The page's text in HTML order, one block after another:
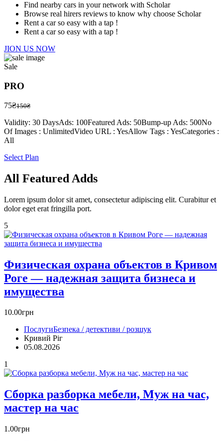
Find nearby cars in your network with Scholar
Browse real hirers reviews to know why choose Scholar
Rent a car so easy with a tap !
Rent a car so easy with a tap !
JION US NOW
Sale
PRO
75₴150₴
Validity: 30 DaysAds: 100Featured Ads: 50Bump-up Ads: 500No
Of Images : UnlimitedVideo URL : YesAllow Tags : YesCategories :
All
Select Plan
All Featured Adds
Lorem ipsum dolor sit amet, consectetur adipiscing elit. Curabitur et
dolor eget erat fringilla port.
5
Физическая охрана объектов в Кривом
Роге — надежная защита бизнеса и
имущества
10.00грн
ПослугиБезпека / детективи / розшук
Кривий Ріг‎
05.08.2026
1
Сборка разборка мебели, Муж на час,
мастер на час
1.00грн